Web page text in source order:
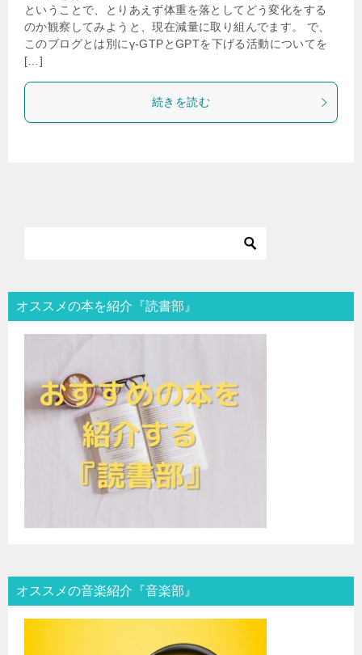
ということで、とりあえず体重を落としてどう変化をする
のか観察してみようと、現在減量に取り組んでます。 で、
このブログとは別にγ-GTPとGPTを下げる活動についてを
[…]
続きを読む
オススメの本を紹介『読書部』
オススメの音楽紹介『音楽部』